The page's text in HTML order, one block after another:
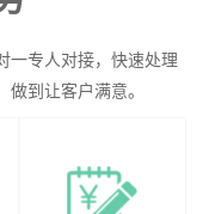
一专人对接，快速处理
到让客户满意。